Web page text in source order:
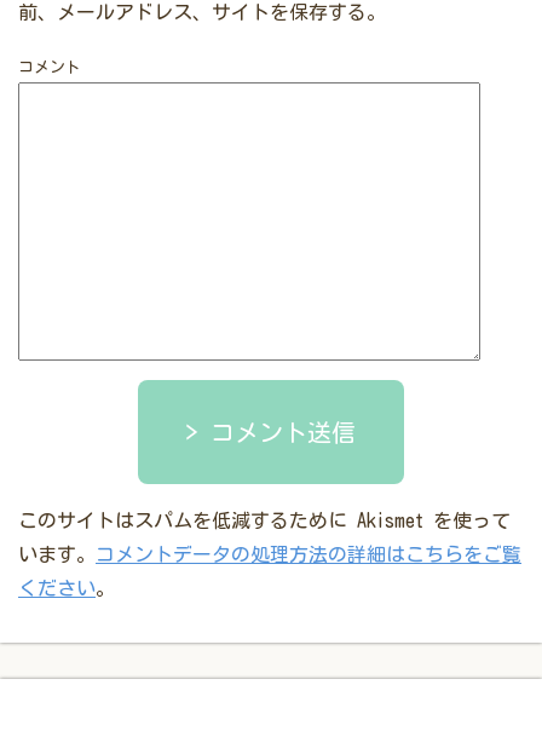
前、メールアドレス、サイトを保存する。
コメント
コメント送信
このサイトはスパムを低減するために Akismet を使って
います。
コメントデータの処理方法の詳細はこちらをご覧
ください。